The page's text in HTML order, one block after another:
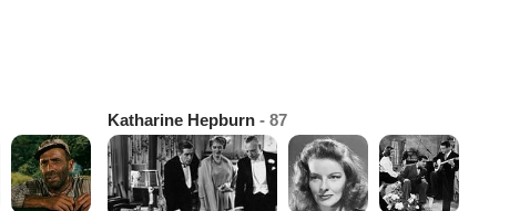
Katharine Hepburn - 87